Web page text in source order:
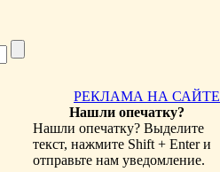
РЕКЛАМА НА САЙТЕ
Нашли опечатку?
Нашли опечатку? Выделите
текст, нажмите Shift + Enter и
отправьте нам уведомление.